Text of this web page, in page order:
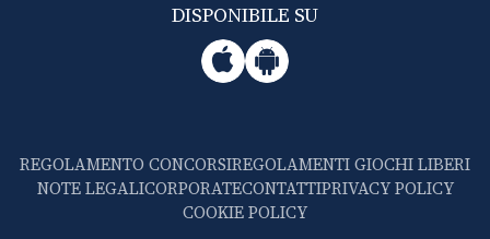
DISPONIBILE SU
REGOLAMENTO CONCORSIREGOLAMENTI GIOCHI LIBERI
NOTE LEGALICORPORATECONTATTIPRIVACY POLICY
COOKIE POLICY